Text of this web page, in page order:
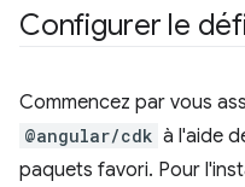
Configurer le
Commencez par vous
@angular/cdk à l'aide
paquets favori. Pour